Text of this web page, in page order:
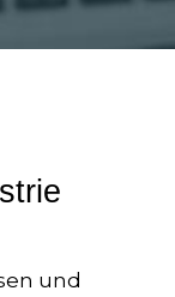
und